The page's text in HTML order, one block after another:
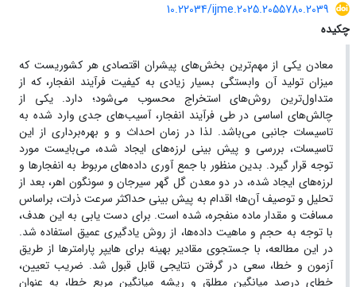
10.22034/ijme.2025.2055780.2039
چکیده
معادن یکی از مهم‌ترین بخش‌های پیشران اقتصادی هر کشوریست که
میزان تولید آن وابستگی بسیار زیادی به کیفیت فرآیند انفجار، که از
متداول‌ترین روش‌های استخراج محسوب می‌شود؛ دارد. یکی از
چالش‌های اساسی در طی فرآیند انفجار، آسیب‌های جدی وارد شده به
تاسیسات جانبی می‌باشد. لذا در زمان احداث و و بهره‌برداری از این
تاسیسات، بررسی و پیش بینی لرزه‌های ایجاد شده، می‌بایست مورد
توجه قرار گیرد. بدین منظور با جمع آوری داده‌های مربوط به انفجارها و
لرزه‌های ایجاد شده، در دو معدن گل گهر سیرجان و سونگون اهر، بعد از
تحلیل و توصیف آن‌ها؛ اقدام به پیش بینی حداکثر سرعت ذرات، براساس
مسافت و مقدار ماده منفجره، شده است. برای دست یابی به این هدف،
با توجه به حجم و ماهیت داده‌ها، از روش یادگیری عمیق استفاده شد.
در این مطالعه، با جستجوی مقادیر بهینه برای‌ هایپر پارامترها از طریق
آزمون و خطا، سعی در گرفتن نتایجی قابل قبول شد. ضریب تعیین،
خطای درصد میانگین مطلق و ریشه میانگین مربع خطا، به عنوان